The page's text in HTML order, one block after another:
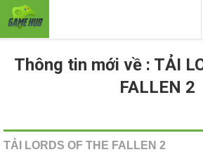
Thông tin mới về : TẢI
FALLEN 2
TẢI LORDS OF THE FALLEN 2